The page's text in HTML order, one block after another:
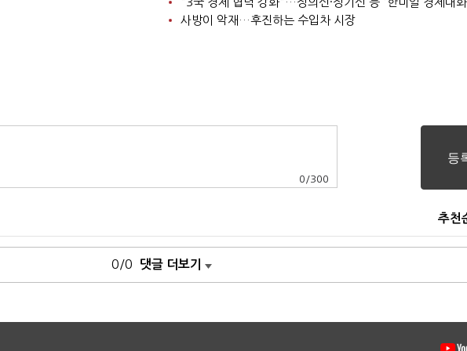
사방이 악재…후진하는 수입차 시장
0 /300
추천
0/0 댓글 더보기